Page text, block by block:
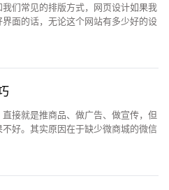
们常见的排版方式，网页设计如果我
面的话，无论这个网站有多少好的设
接就是推商品、做广告、做宣传，但
好。其实原因在于缺少微商城的微信